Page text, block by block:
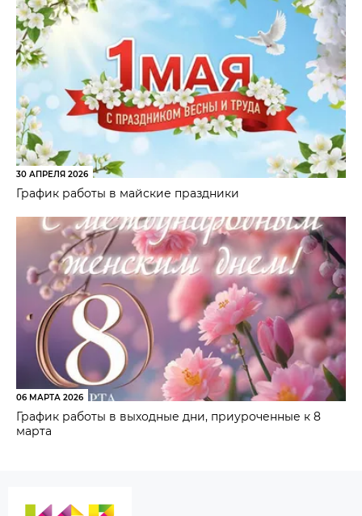
30 АПРЕЛЯ 2026
График работы в майские праздники
06 МАРТА 2026
График работы в выходные дни, приуроченные к 8
марта